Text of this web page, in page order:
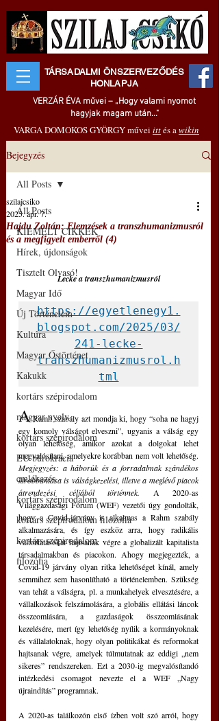
TÁRSADALMI ÖNSZERVEZŐDÉS
HONLAPJA
VERZÁR ÉVA művei – „Hogy valami nyomot
hagyjak magam után..."
VARGA DOMOKOS GYÖRGY művei ittés awikin
Bejegyzés
All Posts
KIEMELT CIKKEK
Hírek, újdonságok
Tisztelt Olvasó!
Magyar Idő
Új Történelem
Kultúra
Magyar Őstörténet
Kakukk
kortárs szépirodalom
magyar nyelv
kortárs szépirodalom
EU bürokrácia
emlékezés
kortárs szépirodalom
kortárs szépirodalom filozófia
kortárs szépirodalom
filozófia
All Posts
Hajdu Zoltán: Elemzések a transzhumanizmusról
és a megfigyelt emberről (4)
szilajcsiko
2025. ápr. 7.
Lecke a transzhumanizmusról
https://egyetlenegy1.
blogspot.com/2025/03/
241-lecke-
transzhumanizmusrol.h
tml
A Ramh szabály azt mondja ki, hogy “soha ne hagyj
egy komoly válságot elveszni”, ugyanis a válság egy
olyan lehetőség, amikor azokat a dolgokat lehet
Megjegyzés: a háborúk és a forradalmak szándékos
kirobbantása is válságkezelési, illetve a meglévő piacok
átrendezési céljából történnek. A 2020-as
Világgazdasági Fórum (WEF) vezetői úgy gondolták,
hogy a Covid-járvány is alkalmas a Rahm szabály
alkalmazására, és így eszköz arra, hogy radikális
változtatásokat hajtsanak végre a globalizált kapitalista
társadalmakban és piacokon. Ahogy megjegezték, a
Covid-19 járvány olyan ritka lehetőséget kínál, amely
semmihez sem hasonlítható a történelemben. Szükség
van tehát a válságra, pl. a munkahelyek elvesztésére, a
vállalkozások felszámolására, a globális ellátási láncok
összeomlására, a gazdaságok összeomlásának
kezelésére, mert így lehetőség nyílik a kormányoknak
és vállalatoknak, hogy olyan politikákat és reformokat
hajtsanak végre, amelyek túlmutatnak az eddigi „nem
sikeres” rendszereken. Ezt a 2030-ig megvalósítandó
intézkedési csomagot nevezte el a WEF „Nagy
újraindítás” programnak.
A 2020-as találkozón első ízben volt szó arról, hogy